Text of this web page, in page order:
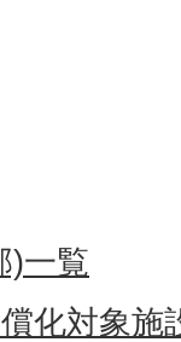
)一覧
化対象施